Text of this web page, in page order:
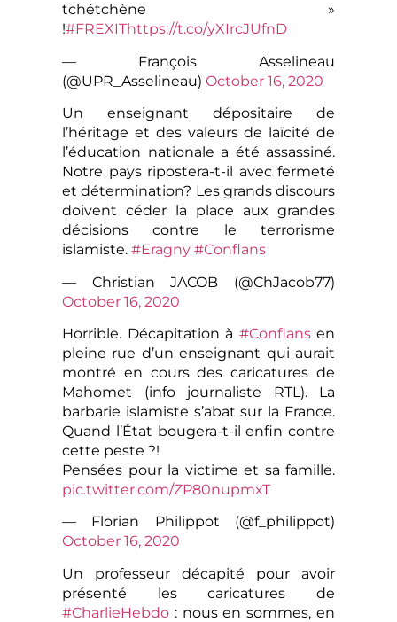
tchétchène »
!#FREXIThttps://t.co/yXIrcJUfnD
— François Asselineau
(@UPR_Asselineau) October 16, 2020
Un enseignant dépositaire de
l’héritage et des valeurs de laïcité de
l’éducation nationale a été assassiné.
Notre pays ripostera-t-il avec fermeté
et détermination? Les grands discours
doivent céder la place aux grandes
décisions contre le terrorisme
islamiste. #Eragny #Conflans
— Christian JACOB (@ChJacob77)
October 16, 2020
Horrible. Décapitation à #Conflansen
pleine rue d’un enseignant qui aurait
montré en cours des caricatures de
Mahomet (info journaliste RTL). La
barbarie islamiste s’abat sur la France.
Quand l’État bougera-t-il enfin contre
cette peste ?!
Pensées pour la victime et sa famille.
pic.twitter.com/ZP80nupmxT
— Florian Philippot (@f_philippot)
October 16, 2020
Un professeur décapité pour avoir
présenté les caricatures de
#CharlieHebdo : nous en sommes, en